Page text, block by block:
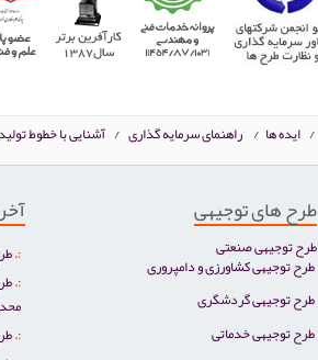
/ ایده ها / راهنمای سرمایه گذاری / آشنایی با خطوط تولید
طرح های توجیهی
طرح توجیهی صنعتی
طرح توجیهی کشاورزی و دامپروری
طرح توجیهی گردشگری
طرح توجیهی خدماتی